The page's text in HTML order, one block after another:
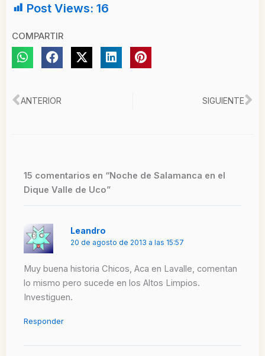
Post Views: 16
COMPARTIR
Ant
ANTERIOR SIGUIENTE
15 comentarios en “Noche de Salamanca en el
Dique Valle de Uco”
Leandro
20 de agosto de 2013 a las 15:57
Muy buena historia Chicos, Aca en Lavalle, comentan
lo mismo pero sucede en los Altos Limpios.
Investiguen.
Responder